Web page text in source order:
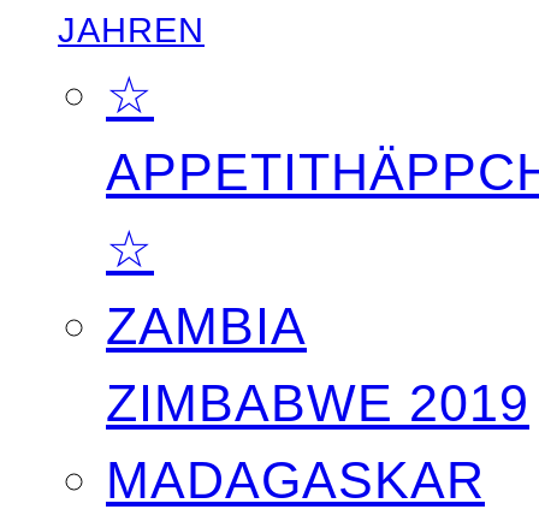
JAHREN
☆
☆
ZAMBIA
ZIMBABWE 2019
MADAGASKAR